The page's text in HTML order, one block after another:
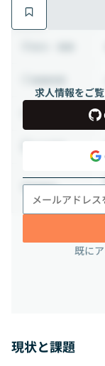
求人情報をご
既に
勤務地
現状と課題